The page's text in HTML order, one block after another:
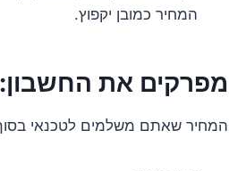
המחיר כמובן יקפוץ.
מפרקים את
המחיר שאתם משלמים לטכנאי